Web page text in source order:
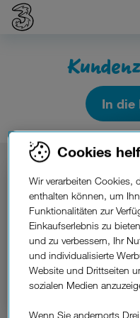
In die
Gleich die
Cookies
Wir verarbeiten Cookies,
enthalten können, um
Funktionalitäten zur
Einkaufserlebnis zu
und zu verbessern, Ihr
und individualisierte
Website und Drittseiten
sozialen Medien
Wenn Sie andernorts